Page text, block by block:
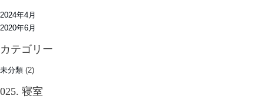
2024年4月
2020年6月
カテゴリー
未分類 (2)
025. 寝室